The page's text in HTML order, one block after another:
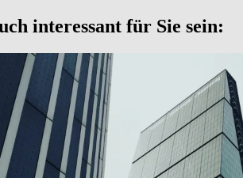
interessant für Sie sein: